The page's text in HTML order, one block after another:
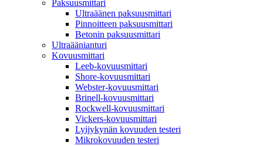
Paksuusmittari
Ultraäänen paksuusmittari
Pinnoitteen paksuusmittari
Betonin paksuusmittari
Ultraäänianturi
Kovuusmittari
Leeb-kovuusmittari
Shore-kovuusmittari
Webster-kovuusmittari
Brinell-kovuusmittari
Rockwell-kovuusmittari
Vickers-kovuusmittari
Lyijykynän kovuuden testeri
Mikrokovuuden testeri